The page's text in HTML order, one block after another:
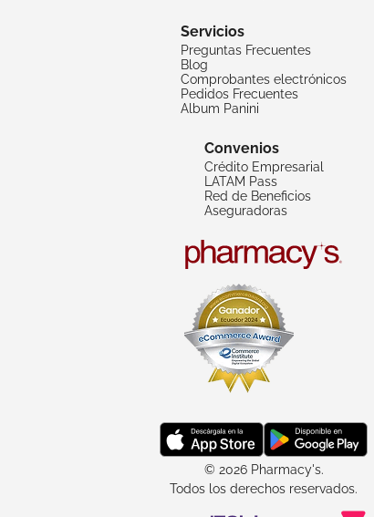
Servicios
Preguntas Frecuentes
Blog
Comprobantes electrónicos
Pedidos Frecuentes
Album Panini
Convenios
Crédito Empresarial
LATAM Pass
Red de Beneficios
Aseguradoras
© 2026 Pharmacy's.
Todos los derechos reservados.